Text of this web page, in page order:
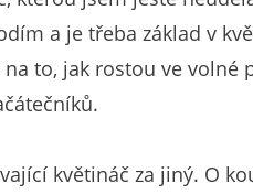
a je třeba základ v
to, jak rostou ve volné
květináč za jiný. O